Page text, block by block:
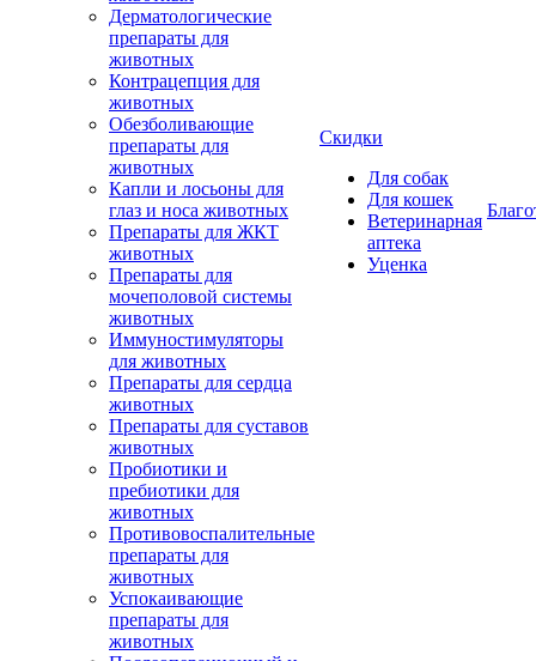
Дерматологические
препараты для
животных
Контрацепция для
животных
Обезболивающие
препараты для
животных
Капли и лосьоны для
глаз и носа животных
Препараты для ЖКТ
животных
Препараты для
мочеполовой системы
животных
Иммуностимуляторы
для животных
Препараты для сердца
животных
Препараты для суставов
животных
Пробиотики и
пребиотики для
животных
Противовоспалительные
препараты для
животных
Успокаивающие
препараты для
животных
Скидки
Для собак
Для кошек
Ветеринарная
аптека
Уценка